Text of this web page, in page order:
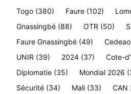
Togo (380) Faure (102)
Gnassingbé (88) OTR (50)
Faure Gnassingbé (49) Cedeao
UNIR (39) 2024 (37) Cote-
Diplomatie (35) Mondial 2026
Sécurité (34) Mali (33) CAN